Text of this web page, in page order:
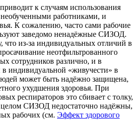
к случаям использования
необученными работниками, и
К сожалению, часто сами рабочие
заведомо ненадёжные СИЗОД.
что из-за индивидуальных отличий в
неотфильтрованного
сотрудников различно, и в
индивидуальной «живучести» в
может быть надёжно защищена,
ухудшения здоровья. При
респираторов это сбивает с толку,
целом СИЗОД недостаточно надёжны,
рабочих (см. Эффект здорового